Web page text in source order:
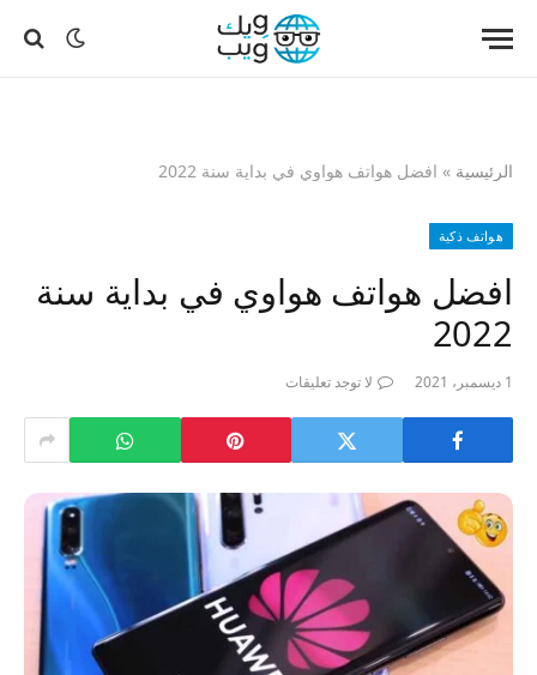
الرئيسية » افضل هواتف هواوي في بداية سنة 2022
هواتف ذكية
افضل هواتف هواوي في بداية سنة
2022
1 ديسمبر، 2021 لا توجد تعليقات